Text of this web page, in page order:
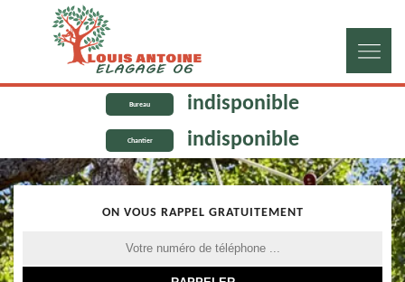
Bureau indisponible
Chantier indisponible
ON VOUS RAPPEL GRATUITEMENT